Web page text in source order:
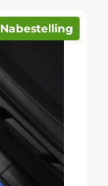
Nabestelling